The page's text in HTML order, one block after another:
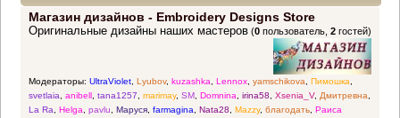
прекрасных идей
Магазин дизайнов - Embroidery Designs Store
(0 пользователь,2 гостей)
Оригинальные дизайны наших мастеров
Модераторы: UltraViolet, Lyubov, kuzashka, Lennox, yamschikova, Пимошка,
svetlaia, anibell, tana1257, marimay, SM, Domnina, irina58, Xsenia_V, Дмитревна,
La Ra, Helga, pavlu, Маруся, farmagina, Nata28, Mazzy, благодать, Раиса